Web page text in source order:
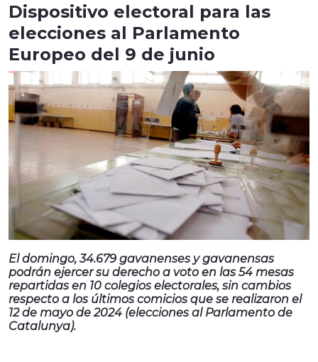
Dispositivo electoral para las
elecciones al Parlamento
Europeo del 9 de junio
El domingo, 34.679 gavanenses y gavanensas
podrán ejercer su derecho a voto en las 54 mesas
repartidas en 10 colegios electorales, sin cambios
respecto a los últimos comicios que se realizaron el
12 de mayo de 2024 (elecciones al Parlamento de
Catalunya).